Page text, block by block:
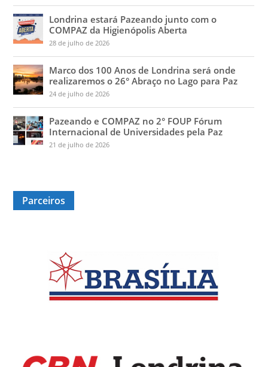
Londrina estará Pazeando junto com o
COMPAZ da Higienópolis Aberta
28 de julho de 2026
Marco dos 100 Anos de Londrina será onde
realizaremos o 26° Abraço no Lago para Paz
24 de julho de 2026
Pazeando e COMPAZ no 2° FOUP Fórum
Internacional de Universidades pela Paz
21 de julho de 2026
Parceiros